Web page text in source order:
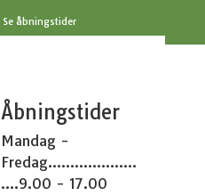
Se åbningstider
Åbningstider
Mandag -
Fredag....................
....9.00 - 17.00